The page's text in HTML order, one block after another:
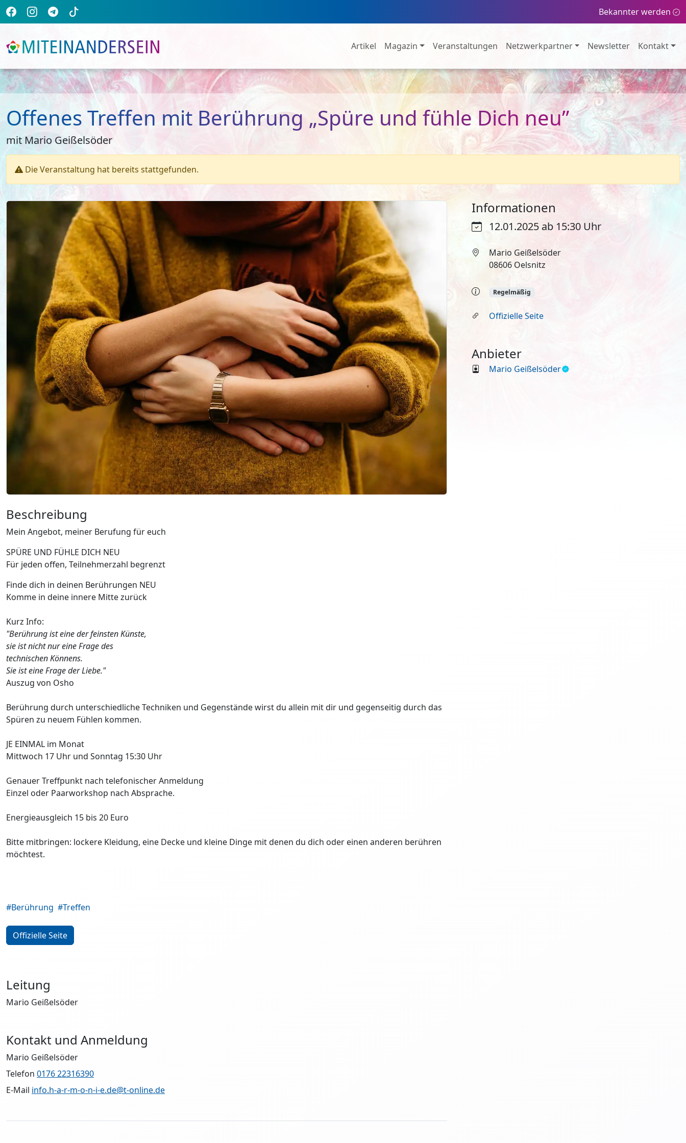
Bekannter werden
Artikel Magazin Veranstaltungen Netzwerkpartner Newsletter Kontakt
Offenes Treffen mit Berührung „Spüre und fühle Dich neu”
mit Mario Geißelsöder
Die Veranstaltung hat bereits stattgefunden.
Informationen
12.01.2025 ab 15:30 Uhr
Mario Geißelsöder
08606 Oelsnitz
Regelmäßig
Offizielle Seite
Anbieter
Mario Geißelsöder
Beschreibung
Mein Angebot, meiner Berufung für euch
SPÜRE UND FÜHLE DICH NEU
Für jeden offen, Teilnehmerzahl begrenzt
Finde dich in deinen Berührungen NEU
Komme in deine innere Mitte zurück
Kurz Info:
"Berührung ist eine der feinsten Künste,
sie ist nicht nur eine Frage des
technischen Könnens.
Sie ist eine Frage der Liebe."
Auszug von Osho
Berührung durch unterschiedliche Techniken und Gegenstände wirst du allein mit dir und gegenseitig durch das
Spüren zu neuem Fühlen kommen.
JE EINMAL im Monat
Mittwoch 17 Uhr und Sonntag 15:30 Uhr
Genauer Treffpunkt nach telefonischer Anmeldung
Einzel oder Paarworkshop nach Absprache.
Energieausgleich 15 bis 20 Euro
Bitte mitbringen: lockere Kleidung, eine Decke und kleine Dinge mit denen du dich oder einen anderen berühren
möchtest.
#Berührung #Treffen
Offizielle Seite
Leitung
Mario Geißelsöder
Kontakt und Anmeldung
Mario Geißelsöder
Telefon 0176 22316390
E-Mail info.h-a-r-m-o-n-i-e.de@t-online.de